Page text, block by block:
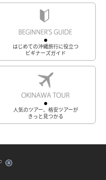
はじめての沖縄旅行に役立つ
ビギナーズガイド
人気のツアー、格安ツアーが
きっと見つかる